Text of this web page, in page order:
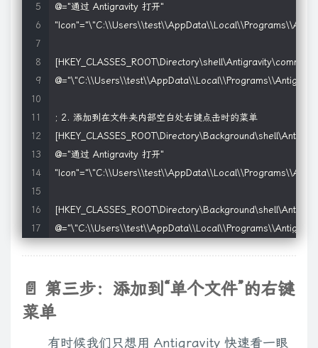
@="通过 Antigravity 打开"
; 2. 添加到在文件夹内部空白处右键点击时的菜单
@="通过 Antigravity 打开"
📄 第三步：添加到“单个文件”的右键
菜单
有时候我们只想用 Antigravity 快速看一眼